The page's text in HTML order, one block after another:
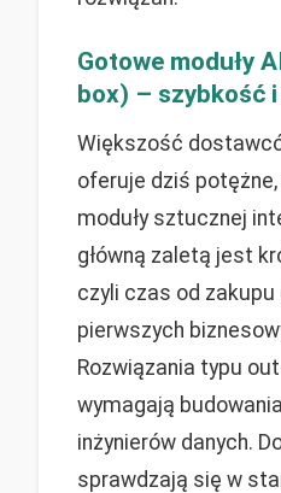
Gotowe moduły
box) – szybkość i
Większość
oferuje dziś
moduły sztucznej
główną zaletą jest
czyli czas od zakupu
pierwszych
Rozwiązania typu
wymagają
inżynierów danych.
sprawdzają się w